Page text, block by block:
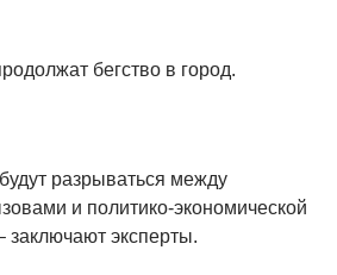
бегство в город.
разрываться между
и политико-экономической
заключают эксперты.